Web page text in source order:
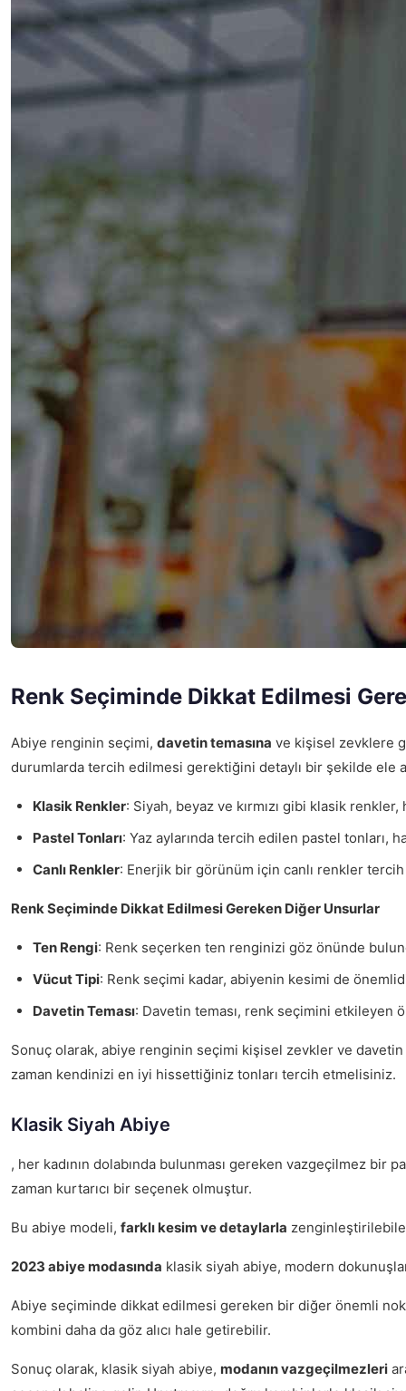
Renk Seçiminde Dikkat Edilmesi
Abiye renginin seçimi, davetin temasına ve kişisel zevklere
durumlarda tercih edilmesi gerektiğini detaylı bir şekilde ele
Klasik Renkler: Siyah, beyaz ve kırmızı gibi klasik
Pastel Tonları: Yaz aylarında tercih edilen pastel tonları,
Canlı Renkler: Enerjik bir görünüm için canlı renkler
Renk Seçiminde Dikkat Edilmesi Gereken Diğer Unsurlar
Ten Rengi: Renk seçerken ten renginizi göz önünde
Vücut Tipi: Renk seçimi kadar, abiyenin kesimi de
Davetin Teması: Davetin teması, renk seçimini
Sonuç olarak, abiye renginin seçimi kişisel zevkler ve
zaman kendinizi en iyi hissettiğiniz tonları tercih etmelisiniz.
Klasik Siyah Abiye
, her kadının dolabında bulunması gereken vazgeçilmez bir
zaman kurtarıcı bir seçenek olmuştur.
Bu abiye modeli, farklı kesim ve detaylarla
2023 abiye modasında klasik siyah abiye, modern
Abiye seçiminde dikkat edilmesi gereken bir diğer önemli
kombini daha da göz alıcı hale getirebilir.
Sonuç olarak, klasik siyah abiye, modanın vazgeçilmezleri